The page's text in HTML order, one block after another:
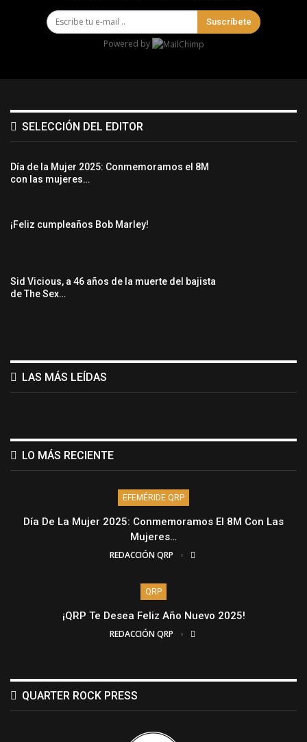
Suscríbete
Powered by
SELECCIÓN DEL EDITOR
Día de la Mujer 2025: Conmemoramos el 8M
con las mujeres…
¡Feliz cumpleaños Bob Marley!
Sid Vicious, a 46 años de la muerte del bajista
de The Sex…
LAS MÁS LEÍDAS
LO MÁS RECIENTE
EFEMÉRIDE QRP
Día De La Mujer 2025: Conmemoramos El 8M Con Las
Mujeres…
REDACCIÓN QRP
QRP
¡QRP Te Desea Feliz Año Nuevo 2025!
REDACCIÓN QRP
QUARTER ROCK PRESS